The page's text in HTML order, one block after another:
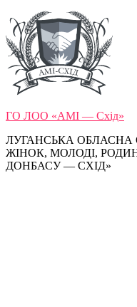
ГО ЛОО «АМІ — Схід»
ЛУГАНСЬКА ОБЛАСНА
ЖІНОК, МОЛОДІ,
ДОНБАСУ — СХІД»